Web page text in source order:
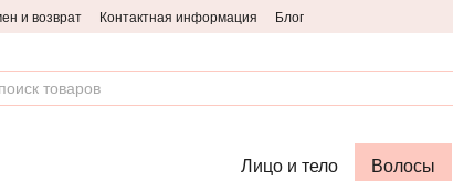
и возврат Контактная информация Блог
Лицо и тело Волосы